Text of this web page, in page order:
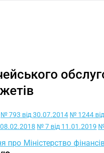
№ 793 від 30.07.2014 № 1244
№ 7 від 11.01.2019 №
про Міністерство